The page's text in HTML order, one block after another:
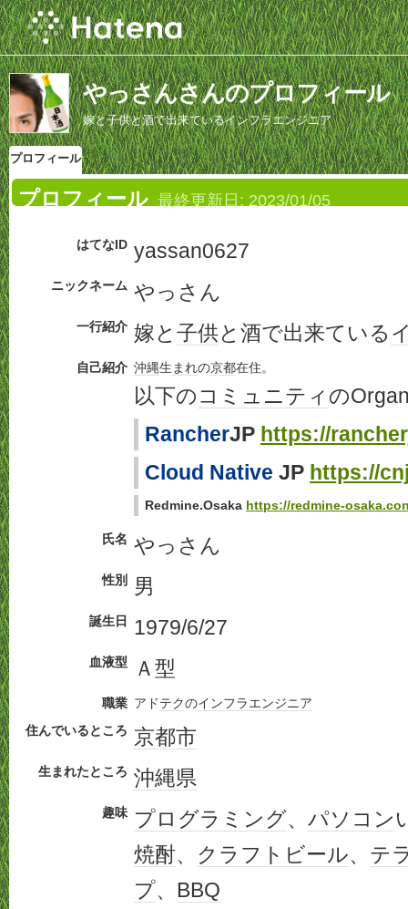
やっさんさんのプロフィール
嫁と子供と酒で出来ているインフラエンジニア
プロフィール
プロフィール 最終更新日: 2023/01/05
はてなID yassan0627
ニックネーム やっさん
一行紹介 嫁と 子供と酒で出来ている
自己紹介 沖縄生まれの京都在住。
以下のコミュニティ の
RancherJP https://
Cloud Native JP https://
Redmine.Osaka https://redmine-
氏名 やっさん
性別 男
誕生日 1979/6/27
血液型 Ａ型
職業 アドテクのインフラエンジニア
住んでいるところ 京都市
生まれたところ 沖縄県
趣味 プログラミング、 パソコン
焼酎、 クラフトビール、 テ
プ、 BBQ